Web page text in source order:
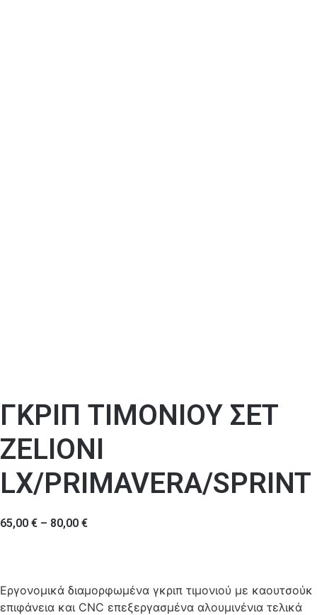
ΓΚΡΙΠ ΤΙΜΟΝΙΟΥ ΣΕΤ
ZELIONI
LX/PRIMAVERA/SPRINT
65,00 € – 80,00 €
Εργονομικά διαμορφωμένα γκριπ τιμονιού με καουτσούκ
επιφάνεια και CNC επεξεργασμένα αλουμινένια τελικά